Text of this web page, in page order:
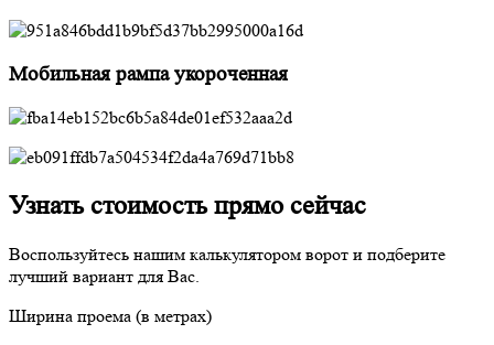
Мобильная рампа укороченная
Узнать стоимость прямо сейчас
Воспользуйтесь нашим калькулятором ворот и подберите
лучший вариант для Вас.
Ширина проема (в метрах)